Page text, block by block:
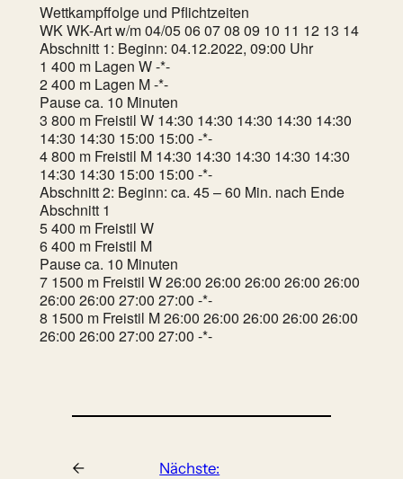
Wettkampffolge und Pflichtzeiten
WK WK-Art w/m 04/05 06 07 08 09 10 11 12 13 14
Abschnitt 1: Beginn: 04.12.2022, 09:00 Uhr
1 400 m Lagen W -*-
2 400 m Lagen M -*-
Pause ca. 10 Minuten
3 800 m Freistil W 14:30 14:30 14:30 14:30 14:30
14:30 14:30 15:00 15:00 -*-
4 800 m Freistil M 14:30 14:30 14:30 14:30 14:30
14:30 14:30 15:00 15:00 -*-
Abschnitt 2: Beginn: ca. 45 – 60 Min. nach Ende
Abschnitt 1
5 400 m Freistil W
6 400 m Freistil M
Pause ca. 10 Minuten
7 1500 m Freistil W 26:00 26:00 26:00 26:00 26:00
26:00 26:00 27:00 27:00 -*-
8 1500 m Freistil M 26:00 26:00 26:00 26:00 26:00
26:00 26:00 27:00 27:00 -*-
←
Nächste: